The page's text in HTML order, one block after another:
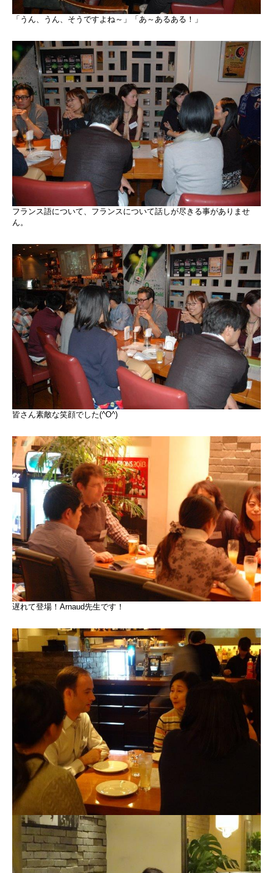
「うん、うん、そうですよね～」「あ～あるある！」
フランス語について、フランスについて話しが尽きる事がありませ
ん。
皆さん素敵な笑顔でした(^O^)
遅れて登場！Arnaud先生です！